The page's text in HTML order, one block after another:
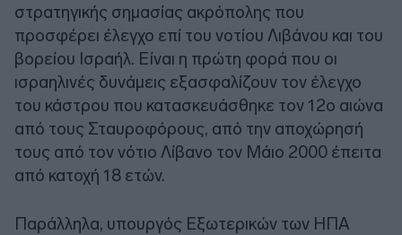
στρατηγικής σημασίας ακρόπολης που
προσφέρει έλεγχο επί του νοτίου Λιβάνου και του
βορείου Ισραήλ. Είναι η πρώτη φορά που οι
ισραηλινές δυνάμεις εξασφαλίζουν τον έλεγχο
του κάστρου που κατασκευάσθηκε τον 12ο αιώνα
από τους Σταυροφόρους, από την αποχώρησή
τους από τον νότιο Λίβανο τον Μάιο 2000 έπειτα
από κατοχή 18 ετών.
Παράλληλα, υπουργός Εξωτερικών των ΗΠΑ